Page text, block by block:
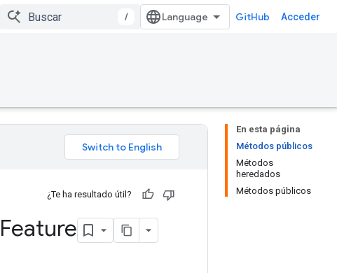
/ GitHub Acceder
En esta página
Métodos públicos
Métodos
heredados
Métodos públicos
¿Te ha resultado útil?
Feature